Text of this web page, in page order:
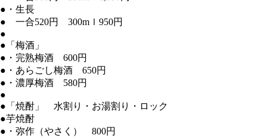
●・生長
● 一合520円 300mｌ950円
●
●「梅酒」
●・完熟梅酒 600円
●・あらごし梅酒 650円
●・濃厚梅酒 580円
●
●「焼酎」 水割り・お湯割り・ロック
●芋焼酎
●・弥作（やさく） 800円